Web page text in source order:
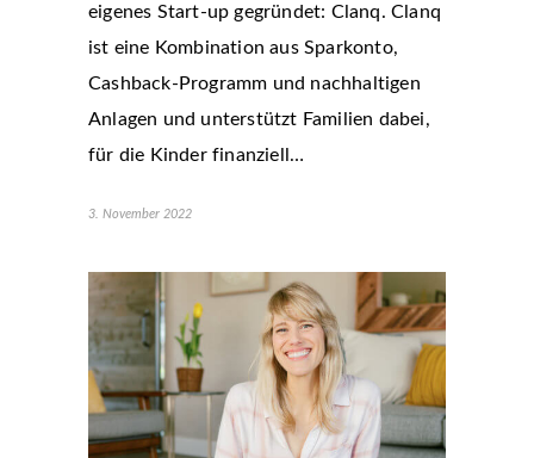
eigenes Start-up gegründet: Clanq. Clanq
ist eine Kombination aus Sparkonto,
Cashback-Programm und nachhaltigen
Anlagen und unterstützt Familien dabei,
für die Kinder finanziell…
3. November 2022